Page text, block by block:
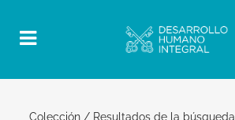
Colección / Resultados de la búsqueda